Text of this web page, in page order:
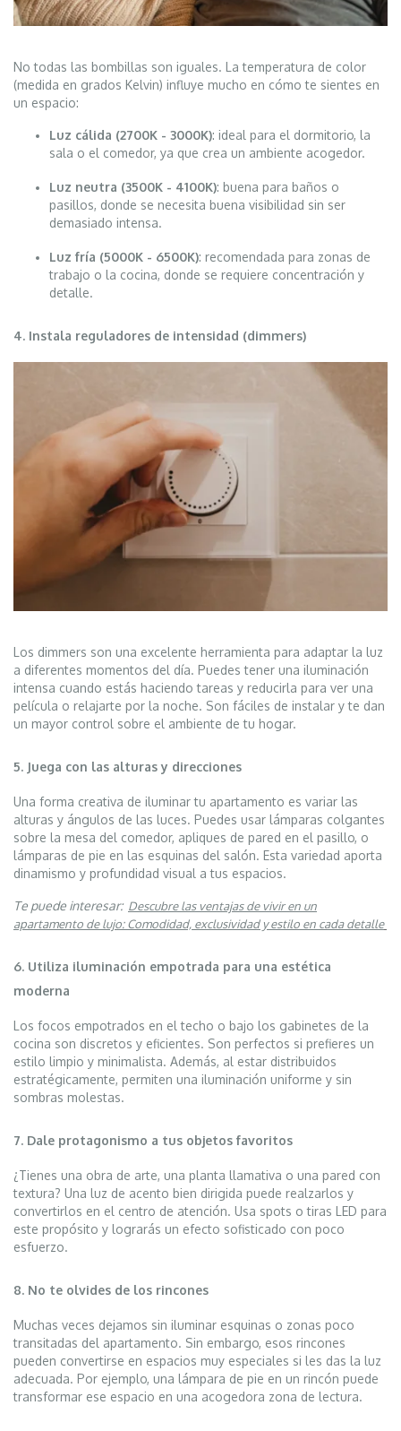
No todas las bombillas son iguales. La temperatura de color
(medida en grados Kelvin) influye mucho en cómo te sientes en
un espacio:
Luz cálida (2700K - 3000K): ideal para el dormitorio, la
sala o el comedor, ya que crea un ambiente acogedor.
Luz neutra (3500K - 4100K): buena para baños o
pasillos, donde se necesita buena visibilidad sin ser
demasiado intensa.
Luz fría (5000K - 6500K): recomendada para zonas de
trabajo o la cocina, donde se requiere concentración y
detalle.
4. Instala reguladores de intensidad (dimmers)
Los dimmers son una excelente herramienta para adaptar la luz
a diferentes momentos del día. Puedes tener una iluminación
intensa cuando estás haciendo tareas y reducirla para ver una
película o relajarte por la noche. Son fáciles de instalar y te dan
un mayor control sobre el ambiente de tu hogar.
5. Juega con las alturas y direcciones
Una forma creativa de iluminar tu apartamento es variar las
alturas y ángulos de las luces. Puedes usar lámparas colgantes
sobre la mesa del comedor, apliques de pared en el pasillo, o
lámparas de pie en las esquinas del salón. Esta variedad aporta
dinamismo y profundidad visual a tus espacios.
Te puede interesar: Descubre las ventajas de vivir en un
apartamento de lujo: Comodidad, exclusividad y estilo en cada detalle
6. Utiliza iluminación empotrada para una estética
moderna
Los focos empotrados en el techo o bajo los gabinetes de la
cocina son discretos y eficientes. Son perfectos si prefieres un
estilo limpio y minimalista. Además, al estar distribuidos
estratégicamente, permiten una iluminación uniforme y sin
sombras molestas.
7. Dale protagonismo a tus objetos favoritos
¿Tienes una obra de arte, una planta llamativa o una pared con
textura? Una luz de acento bien dirigida puede realzarlos y
convertirlos en el centro de atención. Usa spots o tiras LED para
este propósito y lograrás un efecto sofisticado con poco
esfuerzo.
8. No te olvides de los rincones
Muchas veces dejamos sin iluminar esquinas o zonas poco
transitadas del apartamento. Sin embargo, esos rincones
pueden convertirse en espacios muy especiales si les das la luz
adecuada. Por ejemplo, una lámpara de pie en un rincón puede
transformar ese espacio en una acogedora zona de lectura.